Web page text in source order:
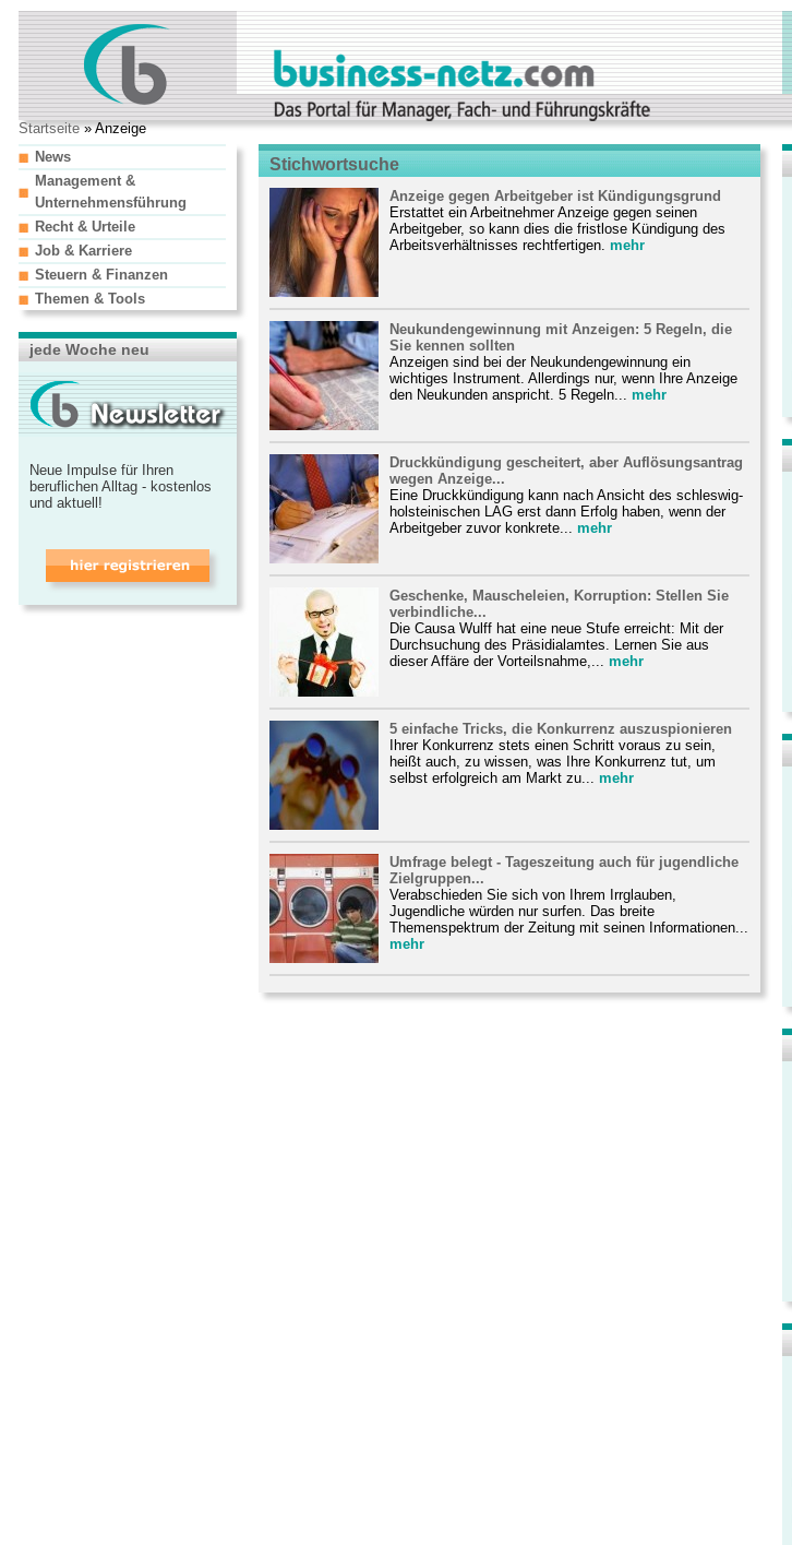
Startseite» Anzeige
Stichwortsuche
Anzeige gegen Arbeitgeber ist Kündigungsgrund
Erstattet ein Arbeitnehmer Anzeige gegen seinen
Arbeitgeber, so kann dies die fristlose Kündigung des
Arbeitsverhältnisses rechtfertigen. mehr
Neukundengewinnung mit Anzeigen: 5 Regeln, die
Sie kennen sollten
Anzeigen sind bei der Neukundengewinnung ein
wichtiges Instrument. Allerdings nur, wenn Ihre Anzeige
den Neukunden anspricht. 5 Regeln...
mehr
Druckkündigung gescheitert, aber Auflösungsantrag
wegen Anzeige...
Eine Druckkündigung kann nach Ansicht des schleswig-
holsteinischen LAG erst dann Erfolg haben, wenn der
Arbeitgeber zuvor konkrete...
mehr
Geschenke, Mauscheleien, Korruption: Stellen Sie
verbindliche...
Die Causa Wulff hat eine neue Stufe erreicht: Mit der
Durchsuchung des Präsidialamtes. Lernen Sie aus
dieser Affäre der Vorteilsnahme,...
mehr
5 einfache Tricks, die Konkurrenz auszuspionieren
Ihrer Konkurrenz stets einen Schritt voraus zu sein,
heißt auch, zu wissen, was Ihre Konkurrenz tut, um
selbst erfolgreich am Markt zu...
mehr
Umfrage belegt - Tageszeitung auch für jugendliche
Zielgruppen...
Verabschieden Sie sich von Ihrem Irrglauben,
Jugendliche würden nur surfen. Das breite
Themenspektrum der Zeitung mit seinen Informationen...
mehr
News
Management &
Unternehmensführung
Recht & Urteile
Job & Karriere
Steuern & Finanzen
Themen & Tools
jede Woche neu
Neue Impulse für Ihren
beruflichen Alltag - kostenlos
und aktuell!